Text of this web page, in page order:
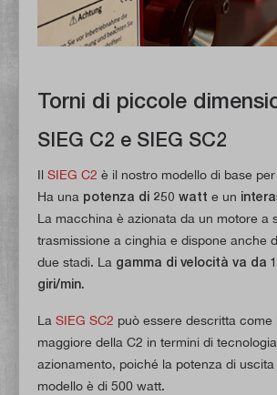
Torni di piccole
SIEG C2 e SIEG SC2
Il SIEG C2 è il nostro modello di base
Ha una potenza di 250 watt e un
La macchina è azionata da un motore a
trasmissione a cinghia e dispone anche
due stadi. La gamma di velocità va da
giri/min.
La SIEG SC2 può essere descritta come
maggiore della C2 in termini di
azionamento, poiché la potenza di
modello è di 500 watt.